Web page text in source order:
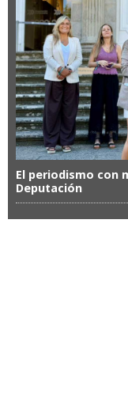
El periodismo con
Deputación